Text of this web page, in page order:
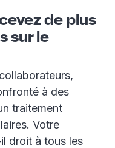
de plus
sur le
à des
traitement
Votre
droit à tous les